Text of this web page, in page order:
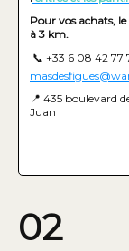
Pour vos achats, le
à 3 km.
📞 +33 6 08 42 77
📍 435 boulevard
Juan
02